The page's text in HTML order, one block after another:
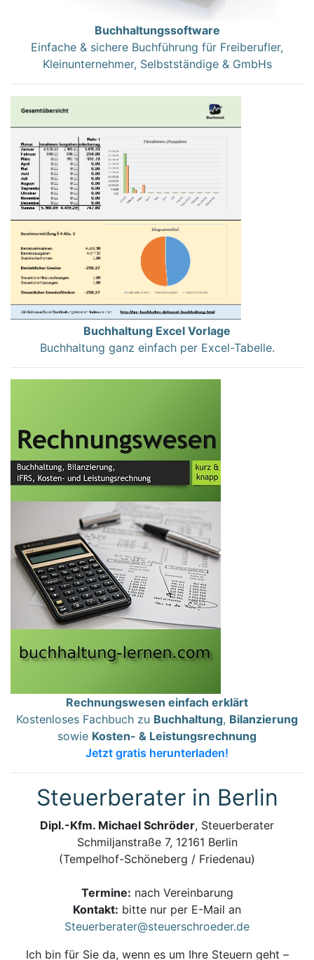
Buchhaltungssoftware
Einfache & sichere Buchführung für Freiberufler,
Kleinunternehmer, Selbstständige & GmbHs
Buchhaltung Excel Vorlage
Buchhaltung ganz einfach per Excel-Tabelle.
Rechnungswesen einfach erklärt
Kostenloses Fachbuch zu Buchhaltung, Bilanzierung
sowie Kosten- & Leistungsrechnung
Jetzt gratis herunterladen!
Steuerberater in Berlin
Dipl.-Kfm. Michael Schröder, Steuerberater
Schmiljanstraße 7, 12161 Berlin
(Tempelhof-Schöneberg / Friedenau)
Termine: nach Vereinbarung
Kontakt: bitte nur per E-Mail an
Steuerberater@steuerschroeder.de
Ich bin für Sie da, wenn es um Ihre Steuern geht –